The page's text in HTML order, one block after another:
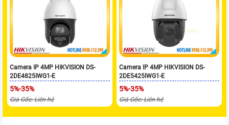
Camera IP 4MP HIKVISION DS-
2DE4825IWG1-E
5%-35%
Giá Gốc: Liên hệ
Camera IP 4MP HIKVISION DS-
2DE5425IWG1-E
5%-35%
Giá Gốc: Liên hệ